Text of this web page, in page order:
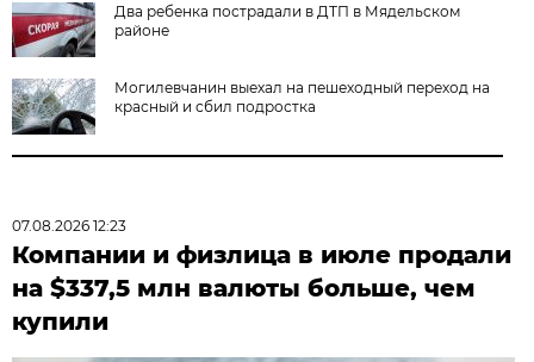
Два ребенка пострадали в ДТП в Мядельском
районе
Могилевчанин выехал на пешеходный переход на
красный и сбил подростка
07.08.2026 12:23
Компании и физлица в июле продали
на $337,5 млн валюты больше, чем
купили